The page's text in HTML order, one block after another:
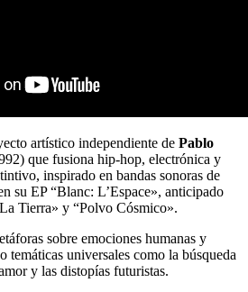
artístico independiente de Pablo
que fusiona hip-hop, electrónica y
inspirado en bandas sonoras de
su EP “Blanc: L’Espace», anticipado
Tierra» y “Polvo Cósmico».
sobre emociones humanas y
temáticas universales como la búsqueda
y las distopías futuristas.